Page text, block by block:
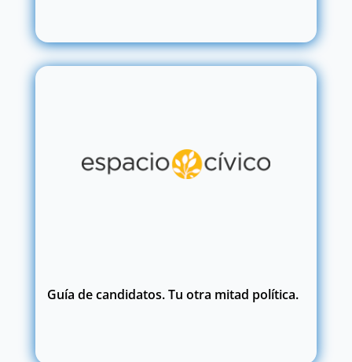
Guía de candidatos. Tu otra mitad política.